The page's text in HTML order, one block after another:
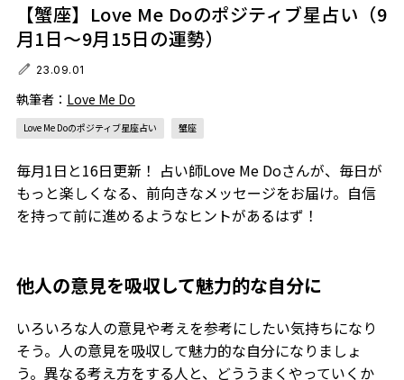
【蟹座】Love Me Doのポジティブ星占い（9
月1日～9月15日の運勢）
23.09.01
執筆者： Love Me Do
Love Me Doのポジティブ星座占い 蟹座
毎月1日と16日更新！ 占い師Love Me Doさんが、毎日が
もっと楽しくなる、前向きなメッセージをお届け。自信
を持って前に進めるようなヒントがあるはず！
他人の意見を吸収して魅力的な自分に
いろいろな人の意見や考えを参考にしたい気持ちになり
そう。人の意見を吸収して魅力的な自分になりましょ
う。異なる考え方をする人と、どううまくやっていくか